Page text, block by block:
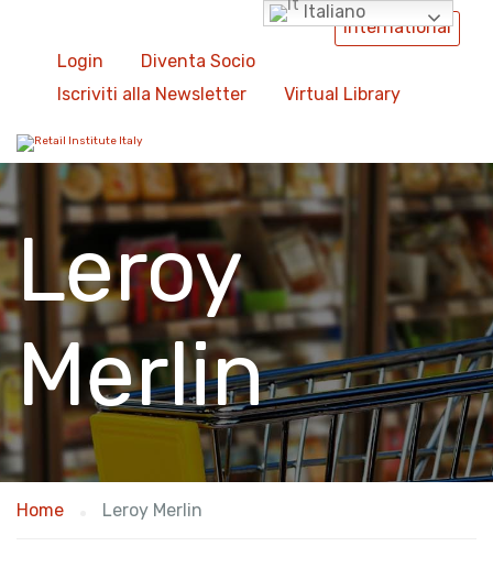
International
Login
Diventa Socio
Iscriviti alla Newsletter
Virtual Library
Leroy
Merlin
Home Leroy Merlin
Italiano